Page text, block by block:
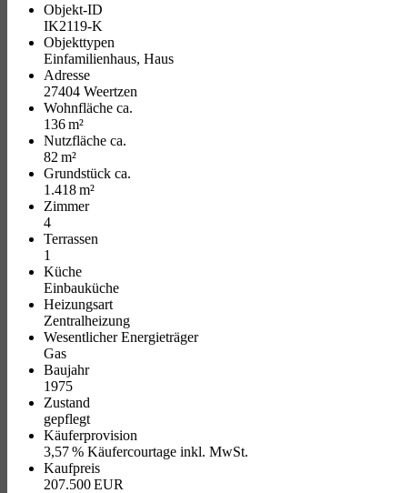
Objekt-ID
IK2119-K
Objekttypen
Einfamilienhaus, Haus
Adresse
27404 Weertzen
Wohnfläche ca.
136 m²
Nutzfläche ca.
82 m²
Grund­stück ca.
1.418 m²
Zimmer
4
Terrassen
1
Küche
Einbauküche
Heizungsart
Zentralheizung
Wesentlicher Energieträger
Gas
Baujahr
1975
Zustand
gepflegt
Käufer­provision
3,57 % Käufercourtage inkl. MwSt.
Kaufpreis
207.500 EUR